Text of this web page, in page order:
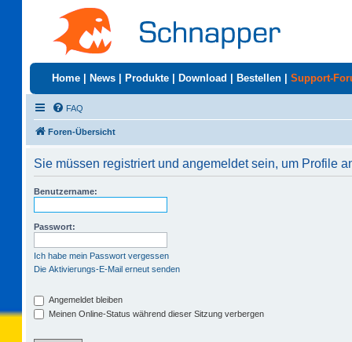
Home News Produkte Download Bestellen Support-
FAQ
Foren-Übersicht
Sie müssen registriert und angemeldet sein, um Profile
Benutzername:
Passwort:
Ich habe mein Passwort vergessen
Die Aktivierungs-E-Mail erneut senden
Angemeldet bleiben
Meinen Online-Status während dieser Sitzung verbergen